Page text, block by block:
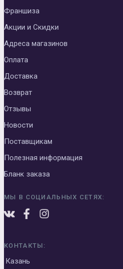
Франшиза
Акции и Скидки
Адреса магазинов
Оплата
Доставка
Возврат
Отзывы
Новости
Поставщикам
Полезная информация
Бланк заказа
МЫ В СОЦИАЛЬНЫХ СЕТЯХ:
КОНТАКТЫ:
Казань